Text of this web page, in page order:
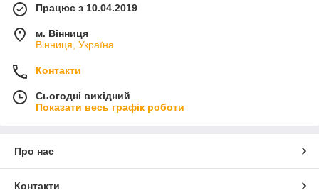
Працює з 10.04.2019
м. Вінниця
Вінниця, Україна
Контакти
Сьогодні вихідний
Показати весь графік роботи
Про нас
Контакти